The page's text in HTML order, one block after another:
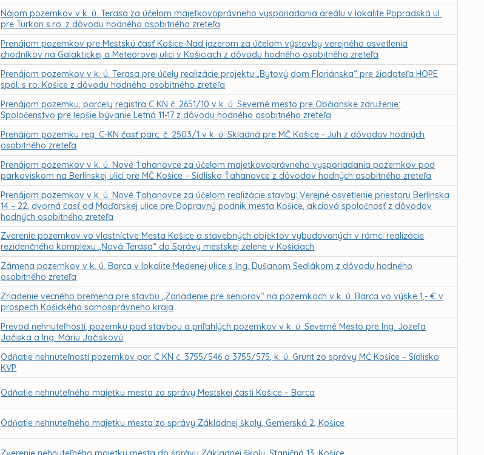
Nájom pozemkov v k. ú. Terasa za účelom majetkovoprávneho vysporiadania areálu v lokalite Popradská ul.
pre Turkon s.r.o. z dôvodu hodného osobitného zreteľa
Prenájom pozemkov pre Mestskú časť Košice-Nad jazerom za účelom výstavby verejného osvetlenia
chodníkov na Galaktickej a Meteorovej ulici v Košiciach z dôvodu hodného osobitného zreteľa
Prenájom pozemkov v k. ú. Terasa pre účely realizácie projektu „Bytový dom Floriánska“ pre žiadateľa HOPE
spol. s r.o. Košice z dôvodu hodného osobitného zreteľa
Prenájom pozemku, parcely registra C KN č. 2651/10 v k. ú. Severné mesto pre Občianske združenie:
Spoločenstvo pre lepšie bývanie Letná 11-17 z dôvodu hodného osobitného zreteľa
Prenájom pozemku reg. C-KN časť parc. č. 2503/1 v k. ú. Skladná pre MČ Košice - Juh z dôvodov hodných
osobitného zreteľa
Prenájom pozemkov v k. ú. Nové Ťahanovce za účelom majetkovoprávneho vysporiadania pozemkov pod
parkoviskom na Berlínskej ulici pre MČ Košice – Sídlisko Ťahanovce z dôvodov hodných osobitného zreteľa
Prenájom pozemkov v k. ú. Nové Ťahanovce za účelom realizácie stavby: Verejné osvetlenie priestoru Berlínska
14 – 22, dvorná časť od Maďarskej ulice pre Dopravný podnik mesta Košice, akciová spoločnosť z dôvodov
hodných osobitného zreteľa
Zverenie pozemkov vo vlastníctve Mesta Košice a stavebných objektov vybudovaných v rámci realizácie
rezidenčného komplexu „Nová Terasa“ do Správy mestskej zelene v Košiciach
Zámena pozemkov v k. ú. Barca v lokalite Medenej ulice s Ing. Dušanom Sedlákom z dôvodu hodného
osobitného zreteľa
Zriadenie vecného bremena pre stavbu „Zariadenie pre seniorov“ na pozemkoch v k. ú. Barca vo výške 1,- € v
prospech Košického samosprávneho kraja
Prevod nehnuteľností, pozemku pod stavbou a priľahlých pozemkov v k. ú. Severné Mesto pre Ing. Jozefa
Jačiska a Ing. Máriu Jačiskovú
Odňatie nehnuteľností pozemkov par. C KN č. 3755/546 a 3755/575, k. ú. Grunt zo správy MČ Košice – Sídlisko
KVP
Odňatie nehnuteľného majetku mesta zo správy Mestskej časti Košice – Barca
Odňatie nehnuteľného majetku mesta zo správy Základnej školy, Gemerská 2, Košice